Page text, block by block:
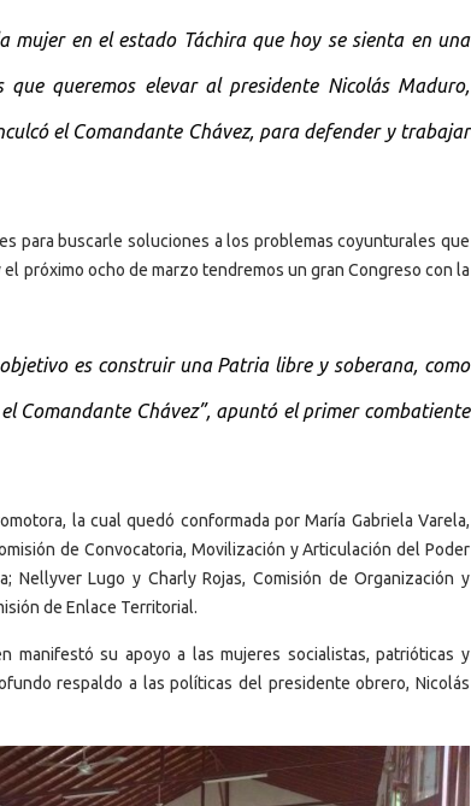
en el estado Táchira que hoy se sienta en una
queremos elevar al presidente Nicolás Maduro,
el Comandante Chávez, para defender y trabajar
para buscarle soluciones a los problemas coyunturales que
próximo ocho de marzo tendremos un gran Congreso con la
es construir una Patria libre y soberana, como
Comandante Chávez”, apuntó el primer combatiente
la cual quedó conformada por María Gabriela Varela,
de Convocatoria, Movilización y Articulación del Poder
Nellyver Lugo y Charly Rojas, Comisión de Organización y
de Enlace Territorial.
manifestó su apoyo a las mujeres socialistas, patrióticas y
respaldo a las políticas del presidente obrero, Nicolás